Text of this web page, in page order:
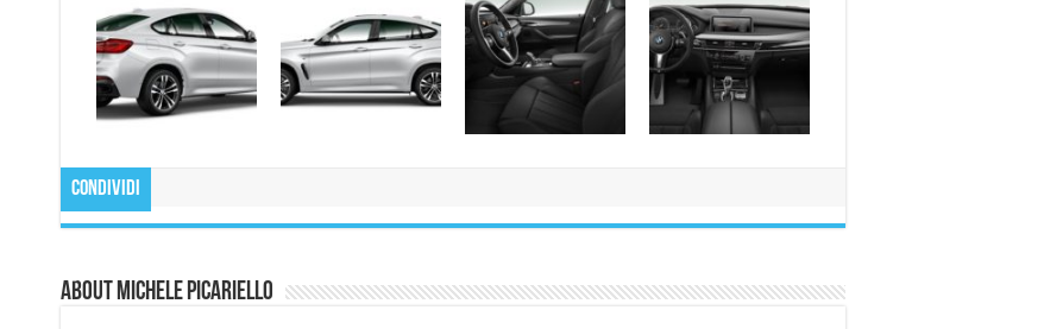
Condividi
About Michele Picariello